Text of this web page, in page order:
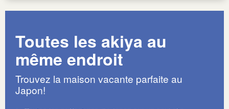
Toutes les akiya au
même endroit
Trouvez la maison vacante parfaite au
Japon!